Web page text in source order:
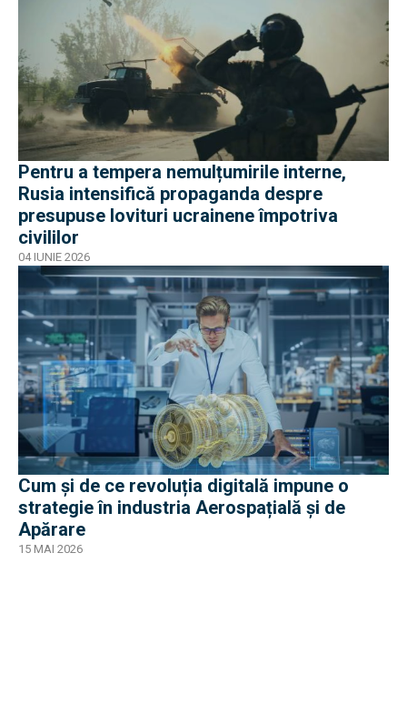
Pentru a tempera nemulțumirile interne,
Rusia intensifică propaganda despre
presupuse lovituri ucrainene împotriva
civililor
04 IUNIE 2026
Cum și de ce revoluția digitală impune o
strategie în industria Aerospațială și de
Apărare
15 MAI 2026